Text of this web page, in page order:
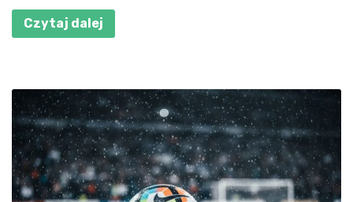
Czytaj dalej